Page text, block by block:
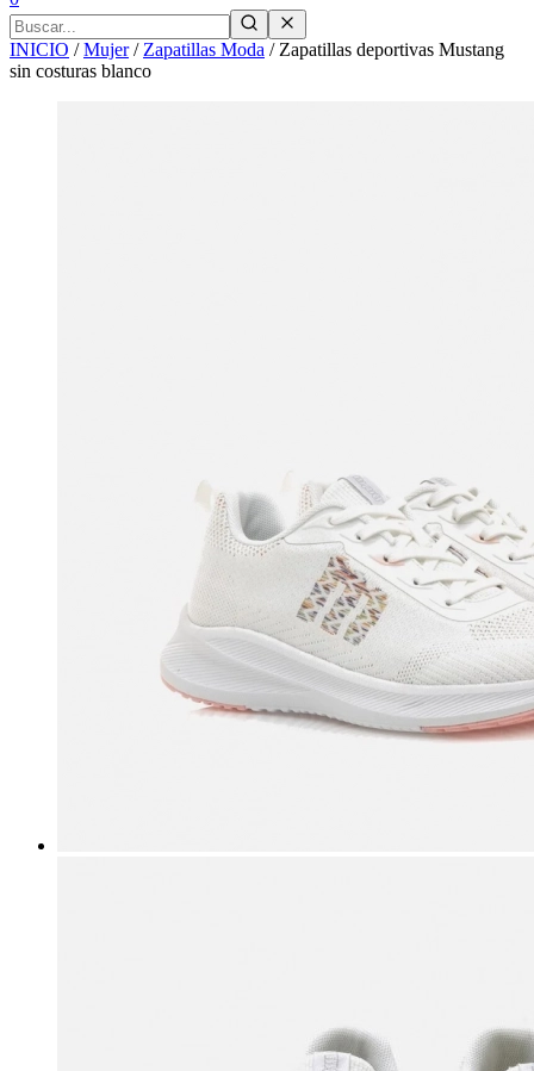
INICIO /Mujer/ Zapatillas Moda / Zapatillas deportivas Mustang
sin costuras blanco